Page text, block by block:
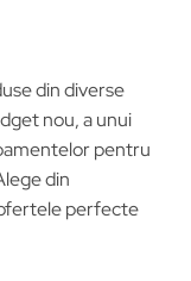
din diverse
nou, a unui
pentru
din
perfecte